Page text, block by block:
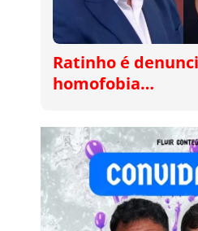
Ratinho é
homofobia…